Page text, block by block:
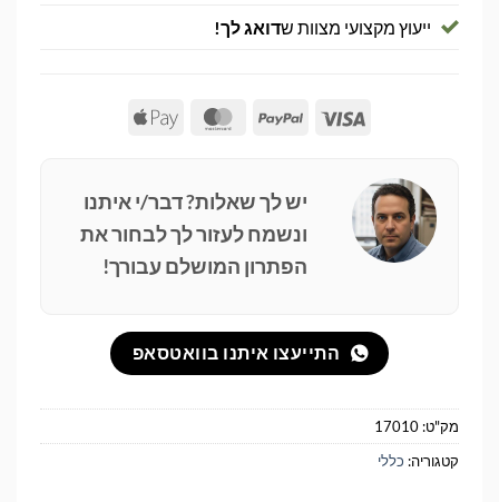
ייעוץ מקצועי מצוות שדואג לך!
Visa
PayPal
MasterCard
Apple
יש לך שאלות? דבר/י איתנו
ונשמח לעזור לך לבחור את
הפתרון המושלם עבורך!
התייעצו איתנו בוואטסאפ
מק"ט: 17010
קטגוריה: כללי